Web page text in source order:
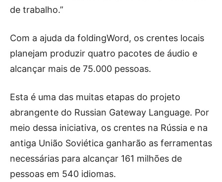
de trabalho.”
Com a ajuda da foldingWord, os crentes locais
planejam produzir quatro pacotes de áudio e
alcançar mais de 75.000 pessoas.
Esta é uma das muitas etapas do projeto
abrangente do Russian Gateway Language. Por
meio dessa iniciativa, os crentes na Rússia e na
antiga União Soviética ganharão as ferramentas
necessárias para alcançar 161 milhões de
pessoas em 540 idiomas.